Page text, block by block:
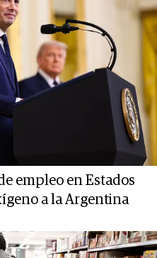
empleo en Estados
a la Argentina